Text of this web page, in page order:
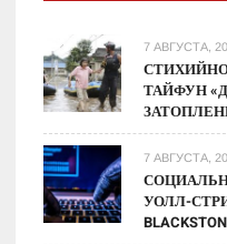
7 АВГУСТА,
ТАЙФУН
7 АВГУСТА,
УОЛЛ-